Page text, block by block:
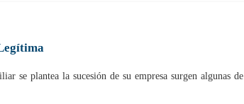
se plantea la sucesión de su empresa surgen algunas de